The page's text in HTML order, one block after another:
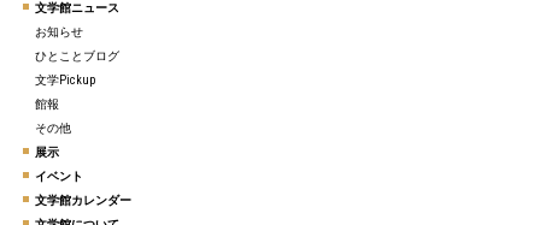
文学館ニュース
お知らせ
ひとことブログ
文学Pickup
館報
その他
展示
イベント
文学館カレンダー